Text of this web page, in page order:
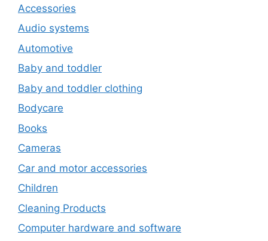
Accessories
Audio systems
Automotive
Baby and toddler
Baby and toddler clothing
Bodycare
Books
Cameras
Car and motor accessories
Children
Cleaning Products
Computer hardware and software